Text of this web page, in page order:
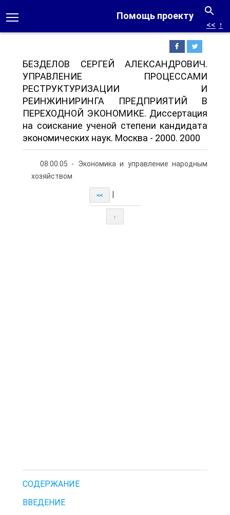
Помощь проекту
<< ↑
БЕЗДЕЛОВ СЕРГЕЙ АЛЕКСАНДРОВИЧ.
УПРАВЛЕНИЕ ПРОЦЕССАМИ
РЕСТРУКТУРИЗАЦИИ И
РЕИНЖИНИРИНГА ПРЕДПРИЯТИЙ В
ПЕРЕХОДНОЙ ЭКОНОМИКЕ. Диссертация
на соискание ученой степени кандидата
экономических наук. Москва - 2000. 2000
08.00.05 - Экономика и управление народным
хозяйством
<<
↑
СОДЕРЖАНИЕ
ВВЕДЕНИЕ